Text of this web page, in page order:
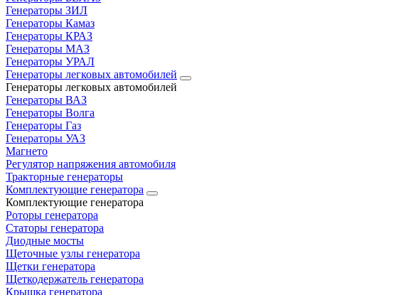
Генераторы ЗИЛ
Генераторы Камаз
Генераторы КРАЗ
Генераторы МАЗ
Генераторы УРАЛ
Генераторы легковых автомобилей
Генераторы легковых автомобилей
Генераторы ВАЗ
Генераторы Волга
Генераторы Газ
Генераторы УАЗ
Магнето
Регулятор напряжения автомобиля
Тракторные генераторы
Комплектующие генератора
Комплектующие генератора
Роторы генератора
Статоры генератора
Диодные мосты
Щеточные узлы генератора
Щетки генератора
Щеткодержатель генератора
Крышка генератора